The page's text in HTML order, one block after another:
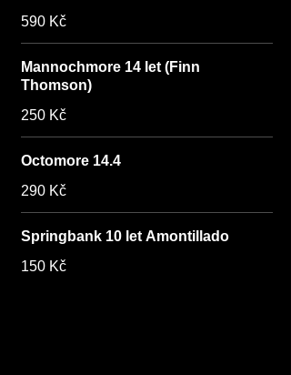
590 Kč
Mannochmore 14 let (Finn
Thomson)
250 Kč
Octomore 14.4
290 Kč
Springbank 10 let Amontillado
150 Kč